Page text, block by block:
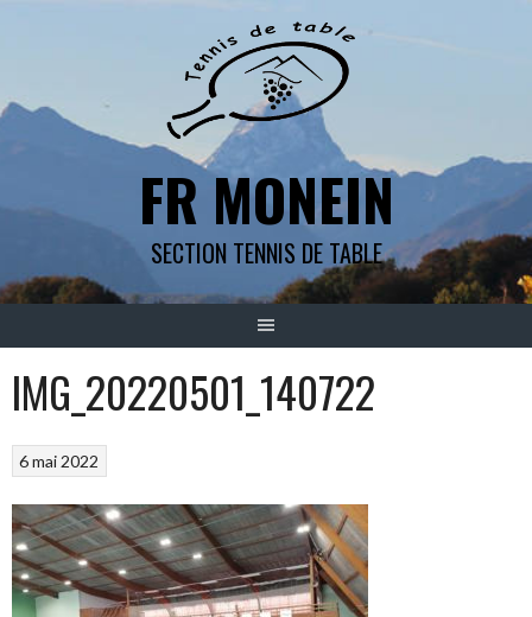
FR MONEIN
SECTION TENNIS DE TABLE
IMG_20220501_140722
6 mai 2022